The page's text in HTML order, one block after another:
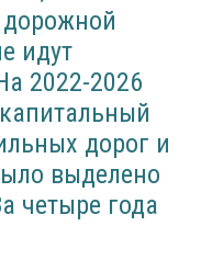
идут
2022-2026
дорог и
выделено
четыре года